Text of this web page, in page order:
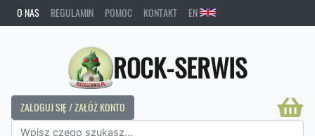
O NAS REGULAMIN POMOC KONTAKT EN
ROCK-SERWIS
ZALOGUJ SIĘ / ZAŁÓŻ KONTO